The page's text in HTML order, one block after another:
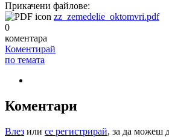
Прикачени файлове:
zz_zemedelie_oktomvri.pdf
0
коментара
Коментирай
по темата
Коментари
Влез или се регистрирай, за да можеш